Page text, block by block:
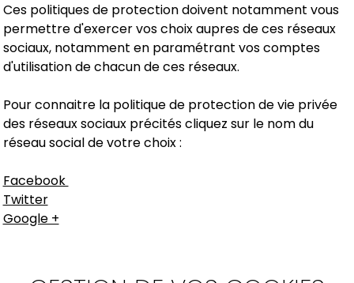
Ces politiques de protection doivent notamment vous
permettre d'exercer vos choix aupres de ces réseaux
sociaux, notamment en paramétrant vos comptes
d'utilisation de chacun de ces réseaux.
Pour connaitre la politique de protection de vie privée
des réseaux sociaux précités cliquez sur le nom du
réseau social de votre choix :
Facebook
Twitter
Google +